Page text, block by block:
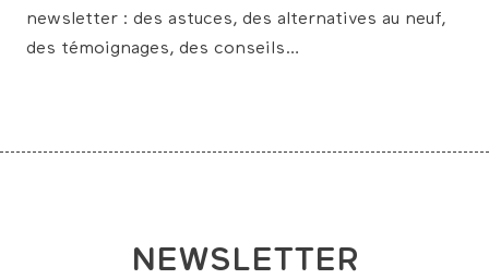
newsletter : des astuces, des alternatives au neuf,
des témoignages, des conseils…
NEWSLETTER